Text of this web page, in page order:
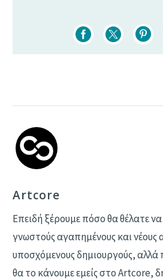
Artcore
Επειδή ξέρουμε πόσο θα θέλατε
γνωστούς αγαπημένους και νέους
υποσχόμενους δημιουργούς,
θα το κάνουμε εμείς στο Artcore,